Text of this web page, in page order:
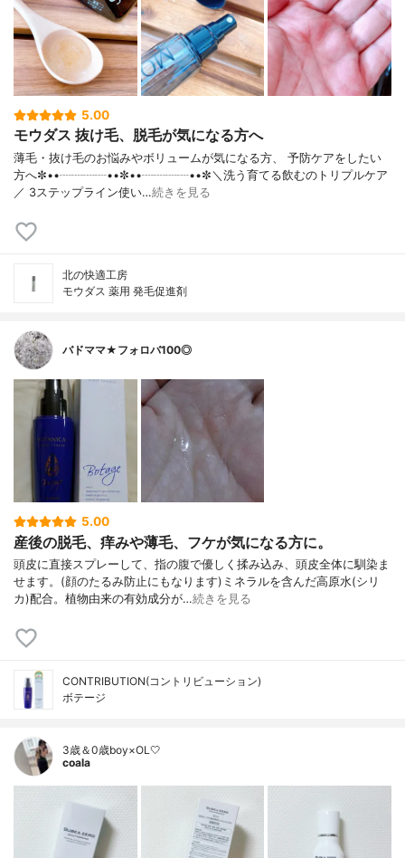
5.00
モウダス 抜け毛、脱毛が気になる方へ
薄毛・抜け毛のお悩みやボリュームが気になる方、 予防ケアをしたい
方へ✼••┈┈┈┈••✼••┈┈┈┈••✼＼洗う育てる飲むのトリプルケア
／ 3ステップライン使い…続きを見る
北の快適工房
モウダス 薬用 発毛促進剤
バドママ★フォロバ100◎
5.00
産後の脱毛、痒みや薄毛、フケが気になる方に。
頭皮に直接スプレーして、指の腹で優しく揉み込み、頭皮全体に馴染ま
せます。(顔のたるみ防止にもなります)ミネラルを含んだ高原水(シリ
カ)配合。植物由来の有効成分が…続きを見る
CONTRIBUTION(コントリビューション)
ボテージ
3歳＆0歳boy×OL🤍
coala